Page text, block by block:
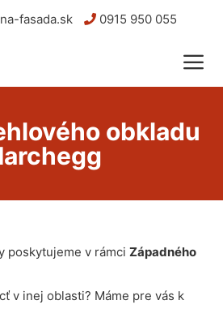
fasada.sk 0915 950 055
obkladu
poskytujeme v rámci Západného
v inej oblasti? Máme pre vás k